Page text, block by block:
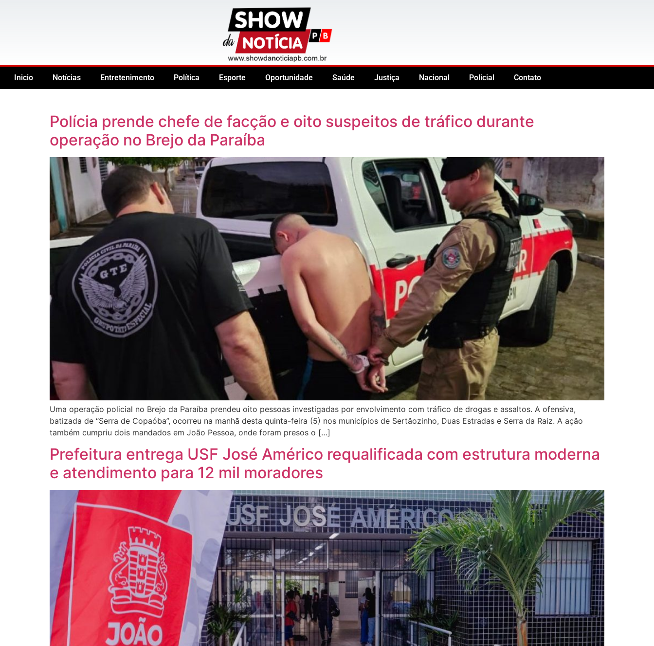
Inicio Notícias Entretenimento Política Esporte Oportunidade Saúde Justiça Nacional Policial Contato
Polícia prende chefe de facção e oito suspeitos de tráfico durante
operação no Brejo da Paraíba
Uma operação policial no Brejo da Paraíba prendeu oito pessoas investigadas por envolvimento com tráfico de drogas e assaltos. A ofensiva,
batizada de “Serra de Copaóba”, ocorreu na manhã desta quinta-feira (5) nos municípios de Sertãozinho, Duas Estradas e Serra da Raiz. A ação
também cumpriu dois mandados em João Pessoa, onde foram presos o […]
Prefeitura entrega USF José Américo requalificada com estrutura moderna
e atendimento para 12 mil moradores